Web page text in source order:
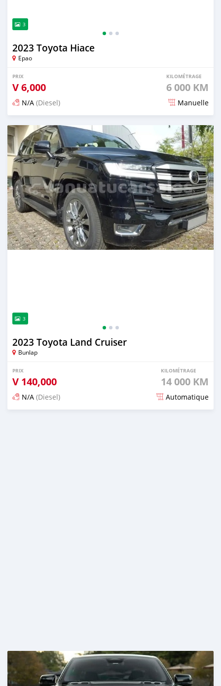
3
2023 Toyota Hiace
Epao
PRIX
V6,000
KILOMÉTRAGE
6 000 KM
N/A (Diesel) Manuelle
Publié il y a 2 mois
3
2023 Toyota Land Cruiser
Bunlap
PRIX
V 140,000
KILOMÉTRAGE
14 000 KM
N/A (Diesel) Automatique